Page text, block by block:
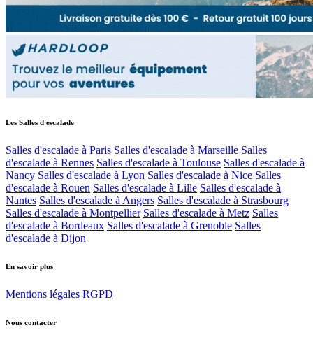
Les Salles d'escalade
Salles d'escalade à Paris Salles d'escalade à Marseille Salles
d'escalade à Rennes Salles d'escalade à Toulouse Salles d'escalade à
Nancy Salles d'escalade à Lyon Salles d'escalade à Nice Salles
d'escalade à Rouen Salles d'escalade à Lille Salles d'escalade à
Nantes Salles d'escalade à Angers Salles d'escalade à Strasbourg
Salles d'escalade à Montpellier Salles d'escalade à Metz Salles
d'escalade à Bordeaux Salles d'escalade à Grenoble Salles
d'escalade à Dijon
En savoir plus
Mentions légales RGPD
Nous contacter